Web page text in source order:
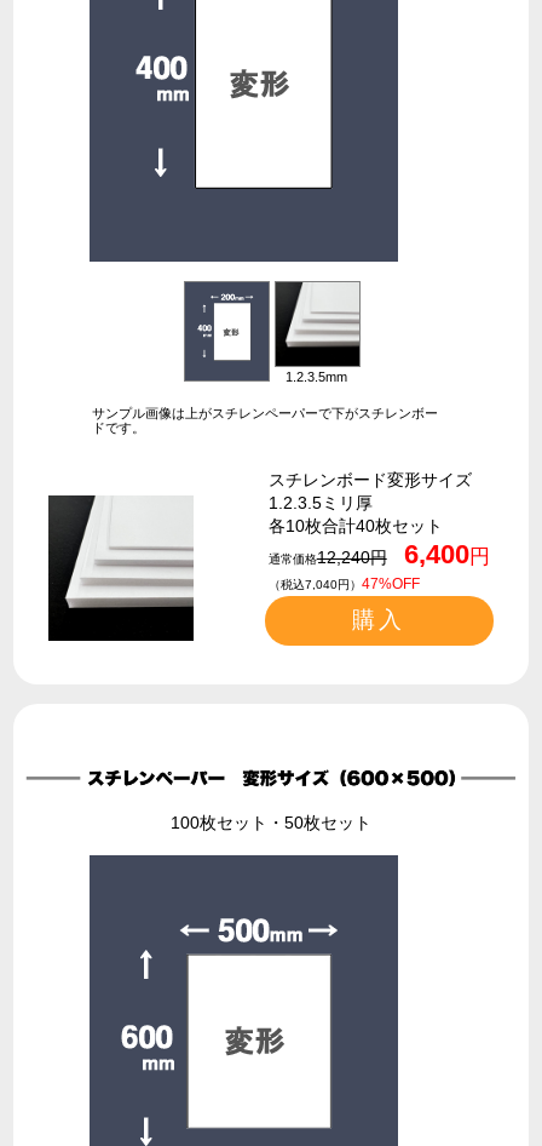
1.2.3.5mm
サンプル画像は上がスチレンペーパーで下がスチレンボー
ドです。
スチレンボード変形サイズ
1.2.3.5ミリ厚
各10枚合計40枚セット
通常価格12,240円 6,400円
（税込7,040円） 47%OFF
購入
100枚セット・50枚セット